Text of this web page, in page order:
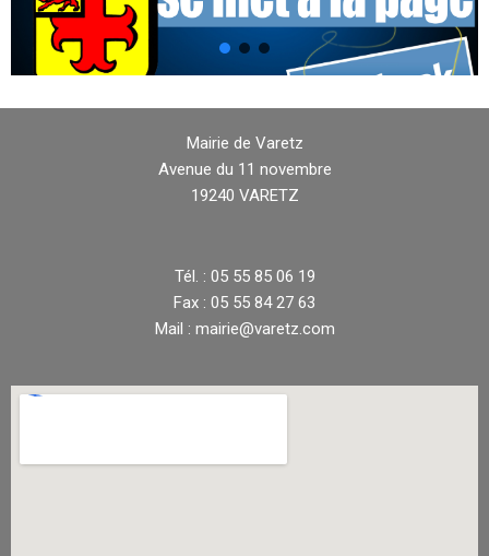
Mairie de Varetz
Avenue du 11 novembre
19240 VARETZ
Tél. : 05 55 85 06 19
Fax : 05 55 84 27 63
Mail : mairie@varetz.com